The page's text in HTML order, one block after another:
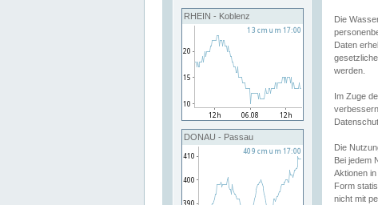
RHEIN - Koblenz
DONAU - Passau
Die
Daten
werden.
Im Zuge
Die
Bei jedem
Aktionen
Form
nicht mit